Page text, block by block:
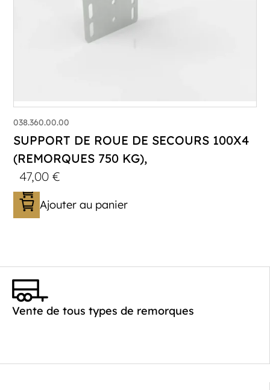
038.360.00.00
SUPPORT DE ROUE DE SECOURS 100X4
(REMORQUES 750 KG),
47,00€
Ajouter au panier
Vente de tous types de remorques